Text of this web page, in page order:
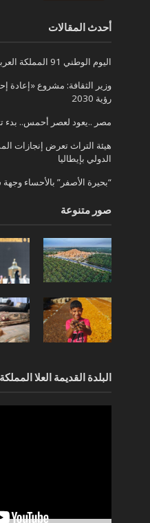
أحدث المقالات
اليوم الوطني 91 المملكة العربية السعودية
وزير الثقافة: مشروع «إعادة
رؤية 2030
مصر ..يعود لعصر أحمس.. بدء
هيئة التراث تعرض إنجازات
الدولي بإيطاليا
“بحيرة الأصفر” بالأحساء
صور متنوعة
البلدة القديمة العلا